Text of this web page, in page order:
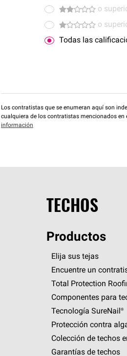
o
o
Todas las
Los contratistas que se enumeran aquí son
cualquiera de los contratistas mencionados
información
TECHOS
Productos
Elija sus tejas
Encuentre un
Total Protection
Componentes para
Tecnología SureNail®
Protección contra
Colección de techos
Garantías de techos